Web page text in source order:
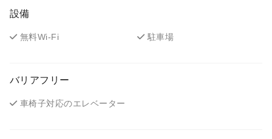
設備
無料Wi-Fi 駐車場
バリアフリー
車椅子対応のエレベーター